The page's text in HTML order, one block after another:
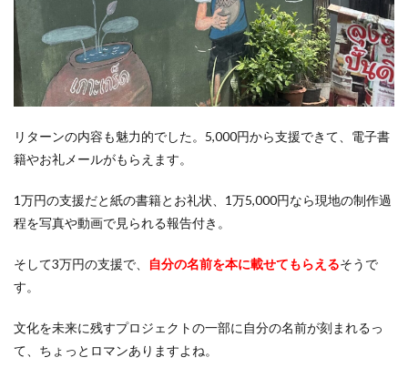
リターンの内容も魅力的でした。5,000円から支援できて、電子書
籍やお礼メールがもらえます。
1万円の支援だと紙の書籍とお礼状、1万5,000円なら現地の制作過
程を写真や動画で見られる報告付き。
そして3万円の支援で、 自分の名前を本に載せてもらえるそうで
す。
文化を未来に残すプロジェクトの一部に自分の名前が刻まれるっ
て、ちょっとロマンありますよね。